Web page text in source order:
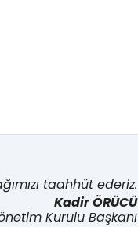
taahhüt ederiz.
Kadir ÖRÜCÜ
Kurulu Başkanı